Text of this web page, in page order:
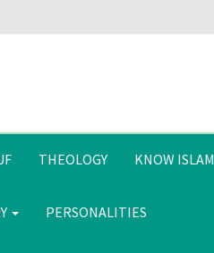
THEOLOGY KNOW ISLAM
PERSONALITIES